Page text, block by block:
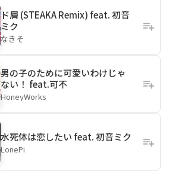
ド屑 (STEAKA Remix) feat. 初音
ミク
なきそ
男の子のために可愛いわけじゃ
ない！ feat.可不
HoneyWorks
水死体は恋したい feat. 初音ミク
LonePi